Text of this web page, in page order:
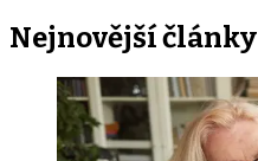
Nejnovějšíčlánky